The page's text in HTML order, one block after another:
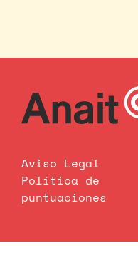
Aviso Legal
Política de
puntuaciones